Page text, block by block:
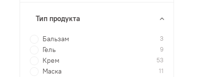
Тип продукта
Бальзам 3
Гель 9
Крем 53
Маска 11